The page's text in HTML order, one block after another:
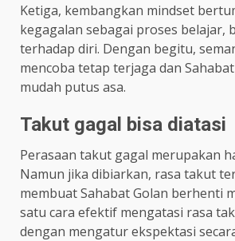
Ketiga, kembangkan mindset
kegagalan sebagai proses belajar,
terhadap diri. Dengan begitu,
mencoba tetap terjaga dan
mudah putus asa.
Takut gagal bisa diatasi
Perasaan takut gagal merupakan
Namun jika dibiarkan, rasa takut
membuat Sahabat Golan berhenti
satu cara efektif mengatasi rasa
dengan mengatur ekspektasi